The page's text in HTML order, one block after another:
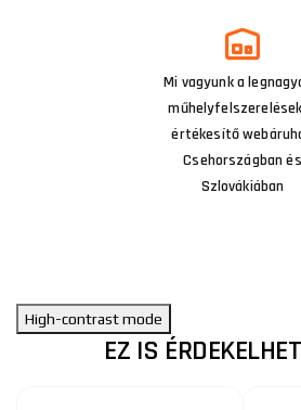
Mi vagyunk a
értékesítő
Csehországban és
Szlovákiában
High-contrast mode
EZ IS